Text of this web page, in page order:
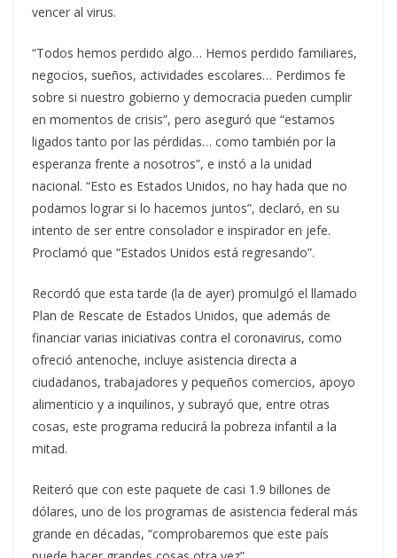
vencer al virus.
“Todos hemos perdido algo… Hemos perdido familiares,
negocios, sueños, actividades escolares… Perdimos fe
sobre si nuestro gobierno y democracia pueden cumplir
en momentos de crisis”, pero aseguró que “estamos
ligados tanto por las pérdidas… como también por la
esperanza frente a nosotros”, e instó a la unidad
nacional. “Esto es Estados Unidos, no hay hada que no
podamos lograr si lo hacemos juntos”, declaró, en su
intento de ser entre consolador e inspirador en jefe.
Proclamó que “Estados Unidos está regresando”.
Recordó que esta tarde (la de ayer) promulgó el llamado
Plan de Rescate de Estados Unidos, que además de
financiar varias iniciativas contra el coronavirus, como
ofreció antenoche, incluye asistencia directa a
ciudadanos, trabajadores y pequeños comercios, apoyo
alimenticio y a inquilinos, y subrayó que, entre otras
cosas, este programa reducirá la pobreza infantil a la
mitad.
Reiteró que con este paquete de casi 1.9 billones de
dólares, uno de los programas de asistencia federal más
grande en décadas, “comprobaremos que este país